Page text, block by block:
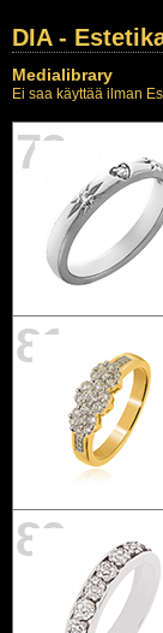
DIA -
Medialibrary
Ei saa käyttää ilman
73
81
89